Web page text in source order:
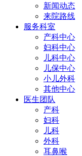
新闻动态
来院路线
服务科室
产科中心
妇科中心
儿科中心
儿保中心
小儿外科
其他中心
医生团队
产科
妇科
儿科
外科
耳鼻喉